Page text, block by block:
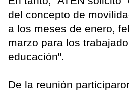
del concepto de
a los meses de enero,
marzo para los
educación".
De la reunión